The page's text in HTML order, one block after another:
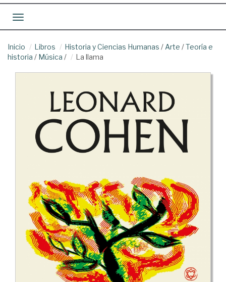
Toggle navigation
Inicio Libros Historia y Ciencias Humanas / Arte /Teoría e
historia / Música / La llama